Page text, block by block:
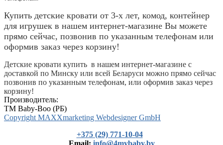
Купить детские кровати от 3-х лет, комод, контейнер
для игрушек в нашем интернет-магазине Вы можете
прямо сейчас, позвонив по указанным телефонам или
оформив заказ через корзину!
Детские кровати купить в нашем интернет-магазине с
доставкой по Минску или всей Беларуси можно прямо сейчас
позвонив по указанным телефонам, или оформив заказ через
корзину!
Производитель:
TM Baby-Boo (РБ)
Copyright MAXXmarketing Webdesigner GmbH
+375 (29) 771-10-04
Еmail: info@4mybaby.by